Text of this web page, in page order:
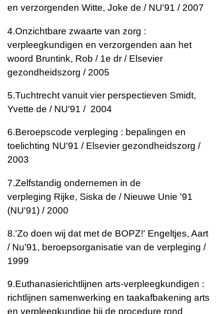
en verzorgenden Witte, Joke de / NU'91 / 2007
4.Onzichtbare zwaarte van zorg :
verpleegkundigen en verzorgenden aan het
woord Bruntink, Rob / 1e dr / Elsevier
gezondheidszorg / 2005
5.Tuchtrecht vanuit vier perspectieven Smidt,
Yvette de / NU'91 / 2004
6.Beroepscode verpleging : bepalingen en
toelichting NU'91 / Elsevier gezondheidszorg /
2003
7.Zelfstandig ondernemen in de
verpleging Rijke, Siska de / Nieuwe Unie '91
(NU'91) / 2000
8.'Zo doen wij dat met de BOPZ!' Engeltjes, Aart
/ Nu'91, beroepsorganisatie van de verpleging /
1999
9.Euthanasierichtlijnen arts-verpleegkundigen :
richtlijnen samenwerking en taakafbakening arts
en verpleegkundige bij de procedure rond